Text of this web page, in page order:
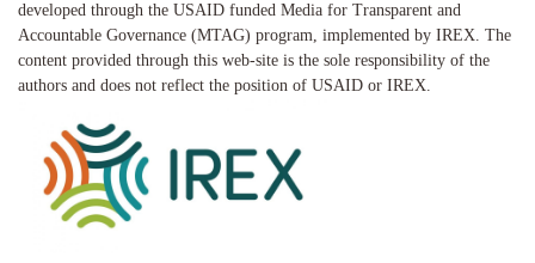
developed through the USAID funded Media for Transparent and
Accountable Governance (MTAG) program, implemented by IREX. The
content provided through this web-site is the sole responsibility of the
authors and does not reflect the position of USAID or IREX.